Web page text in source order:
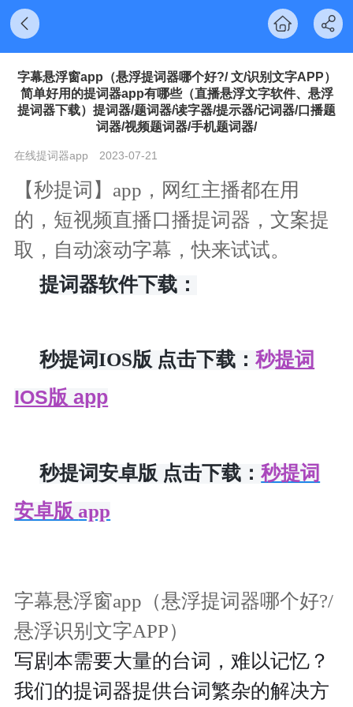
字幕悬浮窗app（悬浮提词器哪个好?/ 文/识别文字APP）
简单好用的提词器app有哪些（直播悬浮文字软件、悬浮
提词器下载）提词器/题词器/读字器/提示器/记词器/口播题
词器/视频题词器/手机题词器/
在线提词器app 2023-07-21
【秒提词】app，网红主播都在用
的，短视频直播口播提词器，文案提
取，自动滚动字幕，快来试试。
提词器软件下载：
秒提词IOS版 点击下载 ：秒提词
IOS版 app
秒提词安卓版 点击下载 ：秒提词
安卓版app
字幕悬浮窗app（悬浮提词器哪个好?/
悬浮识别文字APP）
写剧本需要大量的台词，难以记忆？
我们的提词器提供台词繁杂的解决方